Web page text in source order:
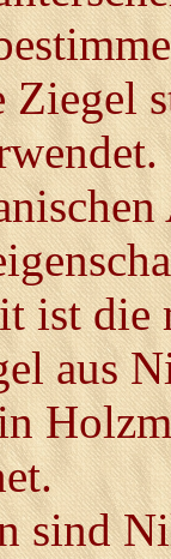
ist die
aus
sind